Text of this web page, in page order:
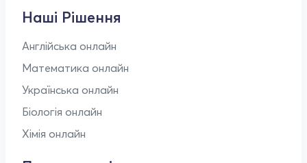
Наші Рішення
Англійська онлайн
Математика онлайн
Українська онлайн
Біологія онлайн
Хімія онлайн